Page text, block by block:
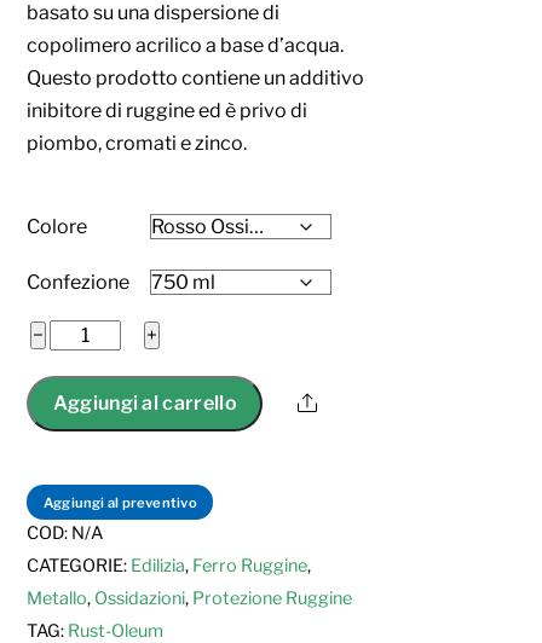
basato su una dispersione di
copolimero acrilico a base d’acqua.
Questo prodotto contiene un additivo
inibitore di ruggine ed è privo di
piombo, cromati e zinco.
Colore
Confezione
−
Primer
Aqua
Rust-
quantità
+
Aggiungi al carrello Share
Aggiungi al preventivo
COD: N/A
CATEGORIE: Edilizia, Ferro Ruggine,
Metallo, Ossidazioni, Protezione Ruggine
TAG: Rust-Oleum